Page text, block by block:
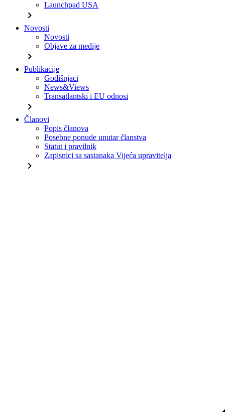
Launchpad USA
chevron_right
Novosti
Novosti
Objave za medije
chevron_right
Publikacije
Godišnjaci
News&Views
Transatlantski i EU odnosi
chevron_right
Članovi
Popis članova
Posebne ponude unutar članstva
Statut i pravilnik
Zapisnici sa sastanaka Vijeća upravitelja
chevron_right